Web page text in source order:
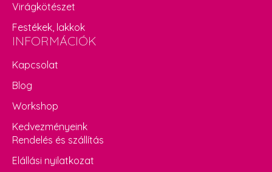
Virágkötészet
Festékek, lakkok
INFORMÁCIÓK
Kapcsolat
Blog
Workshop
Kedvezményeink
Rendelés és szállítás
Elállási nyilatkozat